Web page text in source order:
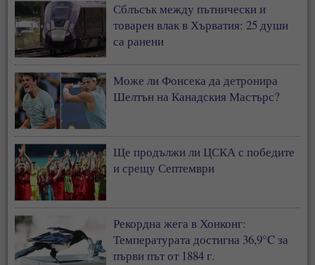
Сблъсък между пътнически и
товарен влак в Хърватия: 25 души
са ранени
Може ли Фонсека да детронира
Шелтън на Канадския Мастърс?
Ще продължи ли ЦСКА с победите
и срещу Септември
Рекордна жега в Хонконг:
Температурата достигна 36,9°C за
първи път от 1884 г.